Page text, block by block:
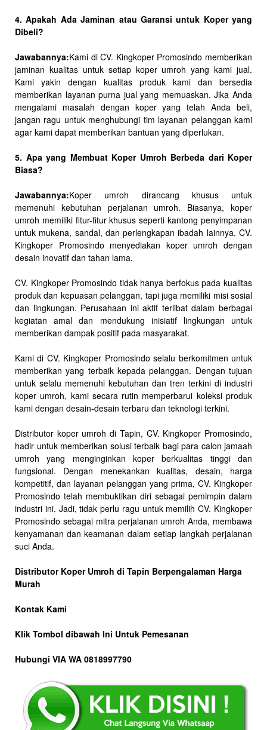
4. Apakah Ada Jaminan atau Garansi untuk Koper yang
Dibeli?
Jawabannya:Kami di CV. Kingkoper Promosindo memberikan
jaminan kualitas untuk setiap koper umroh yang kami jual.
Kami yakin dengan kualitas produk kami dan bersedia
memberikan layanan purna jual yang memuaskan. Jika Anda
mengalami masalah dengan koper yang telah Anda beli,
jangan ragu untuk menghubungi tim layanan pelanggan kami
agar kami dapat memberikan bantuan yang diperlukan.
5. Apa yang Membuat Koper Umroh Berbeda dari Koper
Biasa?
Jawabannya:Koper umroh dirancang khusus untuk
memenuhi kebutuhan perjalanan umroh. Biasanya, koper
umroh memiliki fitur-fitur khusus seperti kantong penyimpanan
untuk mukena, sandal, dan perlengkapan ibadah lainnya. CV.
Kingkoper Promosindo menyediakan koper umroh dengan
desain inovatif dan tahan lama.
CV. Kingkoper Promosindo tidak hanya berfokus pada kualitas
produk dan kepuasan pelanggan, tapi juga memiliki misi sosial
dan lingkungan. Perusahaan ini aktif terlibat dalam berbagai
kegiatan amal dan mendukung inisiatif lingkungan untuk
memberikan dampak positif pada masyarakat.
Kami di CV. Kingkoper Promosindo selalu berkomitmen untuk
memberikan yang terbaik kepada pelanggan. Dengan tujuan
untuk selalu memenuhi kebutuhan dan tren terkini di industri
koper umroh, kami secara rutin memperbarui koleksi produk
kami dengan desain-desain terbaru dan teknologi terkini.
Distributor koper umroh di Tapin, CV. Kingkoper Promosindo,
hadir untuk memberikan solusi terbaik bagi para calon jamaah
umroh yang menginginkan koper berkualitas tinggi dan
fungsional. Dengan menekankan kualitas, desain, harga
kompetitif, dan layanan pelanggan yang prima, CV. Kingkoper
Promosindo telah membuktikan diri sebagai pemimpin dalam
industri ini. Jadi, tidak perlu ragu untuk memilih CV. Kingkoper
Promosindo sebagai mitra perjalanan umroh Anda, membawa
kenyamanan dan keamanan dalam setiap langkah perjalanan
suci Anda.
Distributor Koper Umroh di Tapin Berpengalaman Harga
Murah
Kontak Kami
Klik Tombol dibawah Ini Untuk Pemesanan
Hubungi VIA WA 0818997790